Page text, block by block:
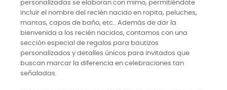
personalizadas se elaboran con mimo, permitiéndote
incluir el nombre del recién nacido en ropita, peluches,
mantas, capas de baño, etc.. Además de dar la
bienvenida a los recién nacidos, contamos con una
sección especial de regalos para bautizos
personalizados y detalles únicos para invitados que
buscan marcar la diferencia en celebraciones tan
señaladas.